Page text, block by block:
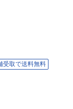
受取で送料無料